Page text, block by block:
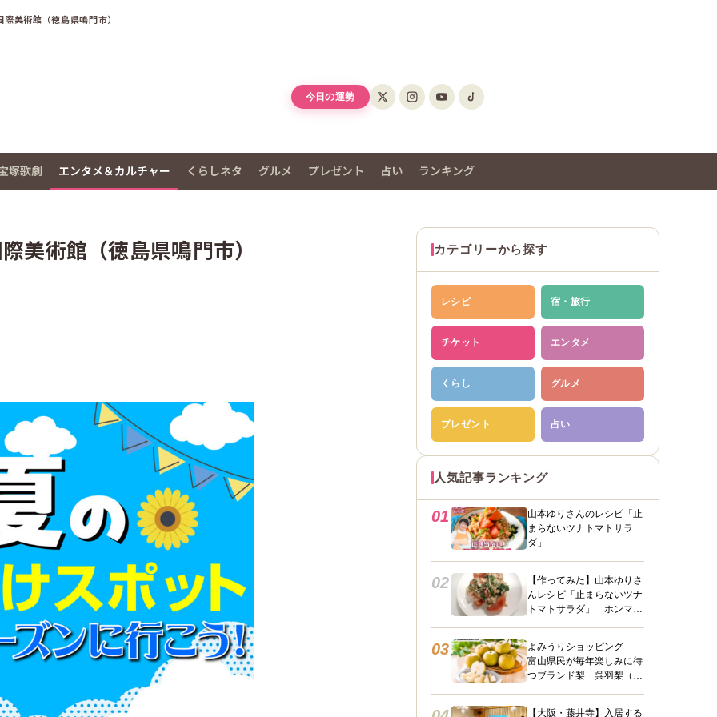
美術館（徳島県鳴門市）
今日の運勢
塚歌劇 エンタメ＆カルチャー くらしネタ グルメ プレゼント 占い ランキング
美術館（徳島県鳴門市） カテゴリーから探す
レシピ 宿・旅行
チケット エンタメ
くらし グルメ
プレゼント 占い
人気記事ランキング
01
山本ゆりさんのレシピ「止
まらないツナトマトサラ
ダ」
02
【作ってみた】山本ゆりさ
んレシピ「止まらないツナ
トマトサラダ」 ホンマに
03
よみうりショッピング
富山県民が毎年楽しみに待
つブランド梨「呉羽梨（幸
【大阪・藤井寺】入居する